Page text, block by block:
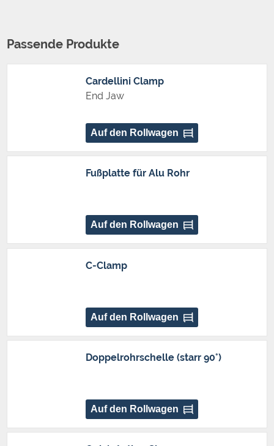
Passende Produkte
Cardellini Clamp
End Jaw
Auf den Rollwagen
Fußplatte für Alu Rohr
Auf den Rollwagen
C-Clamp
Auf den Rollwagen
Doppelrohrschelle (starr 90°)
Auf den Rollwagen